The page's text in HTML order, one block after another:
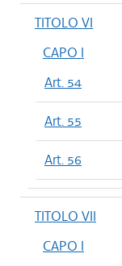
TITOLO VI
CAPO I
Art. 54
Art. 55
Art. 56
TITOLO VII
CAPO I